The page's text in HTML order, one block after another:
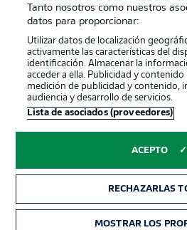
© 2026 Bundesliga-
Elegir idioma
Modo
Tanto nosotros como nuestros
datos para proporcionar:
Utilizar datos de localización
activamente las características del
identificación. Almacenar la
acceder a ella. Publicidad y
medición de publicidad y contenido,
audiencia y desarrollo de servicios.
Lista de asociados (proveedores)
ACEPTO
RECHAZARLAS
MOSTRAR LOS